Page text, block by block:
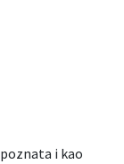
i kao